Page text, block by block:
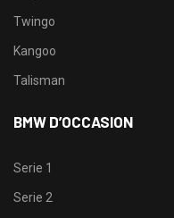
Twingo
Kangoo
Talisman
BMW D’OCCASION
Serie 1
Serie 2